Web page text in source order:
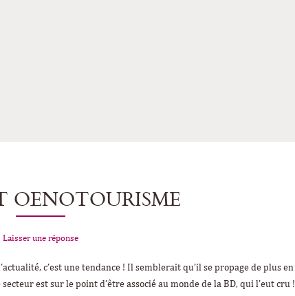
OENOTOURISME
Laisser une réponse
c’est une tendance ! Il semblerait qu’il se propage de plus en
est sur le point d’être associé au monde de la BD, qui l’eut cru !